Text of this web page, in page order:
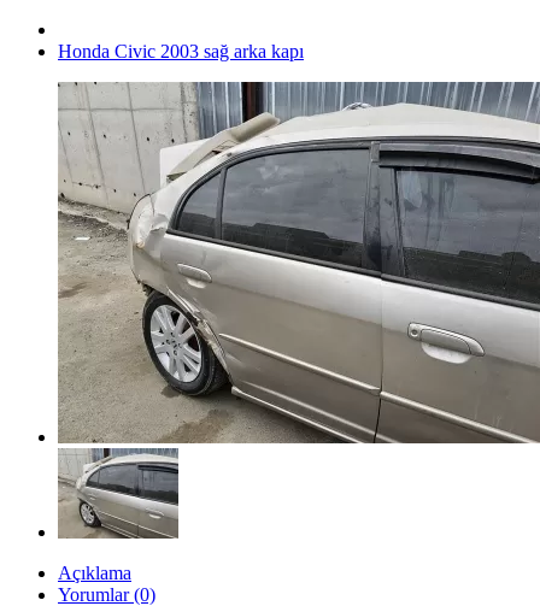
Honda Civic 2003 sağ arka kapı
Açıklama
Yorumlar (0)